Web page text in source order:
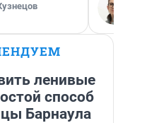
ленивые
способ
Барнаула